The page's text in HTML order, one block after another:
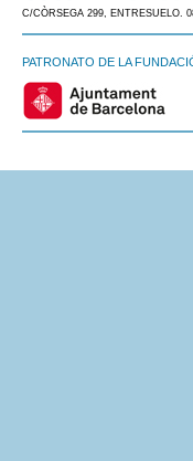
C/CÒRSEGA 299, ENTRESUELO.
PATRONATO DE LA